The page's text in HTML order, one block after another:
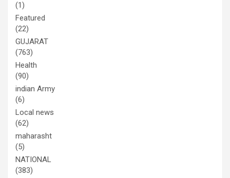
(1)
Featured
(22)
GUJARAT
(763)
Health
(90)
indian Army
(6)
Local news
(62)
maharasht
(5)
NATIONAL
(383)